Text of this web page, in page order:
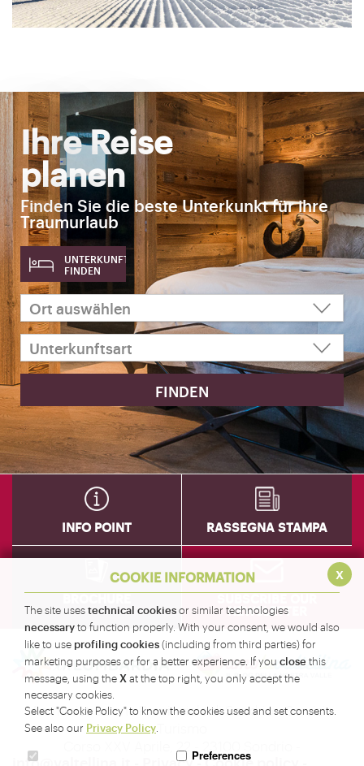
x
COOKIE INFORMATION
The site usestechnical cookiesor similar technologies
necessaryto function properly. With your consent, we would also
like to use profiling cookies(including from third parties) for
marketing purposes or for a better experience. If you close this
message, using the X at the top right, you only accept the
necessary cookies.
Select "Cookie Policy" to know the cookies used and set consents.
See also our Privacy Policy
Preferences
Ihre Reise
planen
Finden Sie die beste Unterkunkt für ihre
Traumurlaub
UNTERKUNFT
FINDEN
INFO POINT RASSEGNA STAMPA
BROCHURE SUBSCRIBE OUR
NEWSLETTER
Amministrazione Provinciale di Sondrio - Servizio
Turismo
info@valtellina.it Privacy-Cookie policy